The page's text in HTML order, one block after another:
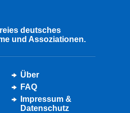
deutsches
und Assoziationen.
Über
FAQ
Impressum &
Datenschutz